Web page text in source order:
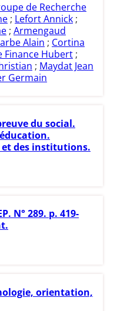
de Recherche
; Lefort Annick ;
; Armengaud
Alain ; Cortina
Finance Hubert ;
; Maydat Jean
Germain
du social.
des institutions.
N° 289. p. 419-
orientation,